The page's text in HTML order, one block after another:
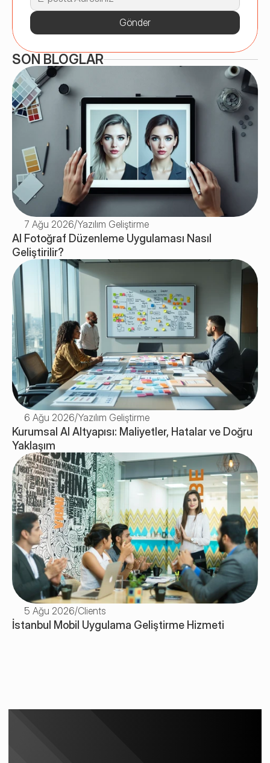
Gönder
SON BLOGLAR
7 Ağu 2026/Yazılım Geliştirme
AI Fotoğraf Düzenleme Uygulaması Nasıl
Geliştirilir?
6 Ağu 2026/Yazılım Geliştirme
Kurumsal AI Altyapısı: Maliyetler, Hatalar ve Doğru
Yaklaşım
5 Ağu 2026/Clients
İstanbul Mobil Uygulama Geliştirme Hizmeti